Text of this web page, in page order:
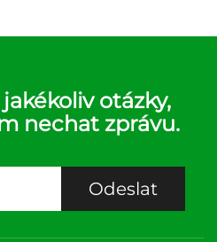
otázky,
nechat zprávu.
Odeslat